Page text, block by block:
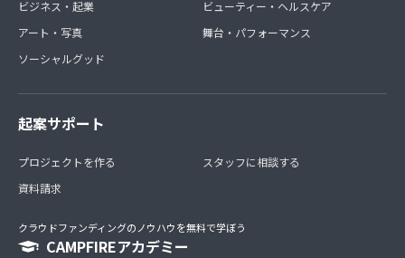
ビジネス・起業
アート・写真
ソーシャルグッド
ビューティー・ヘルスケア
舞台・パフォーマンス
起案サポート
プロジェクトを作る
資料請求
スタッフに相談する
クラウドファンディングのノウハウを無料で学ぼう
CAMPFIREアカデミー